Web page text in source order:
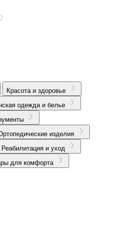
Красота и здоровье
одежда и белье
изделия
Реабилитация и уход
для комфорта